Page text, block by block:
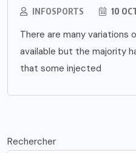
INFOSPORTS 10
There are many variations
available but the majority
that some injected
Rechercher